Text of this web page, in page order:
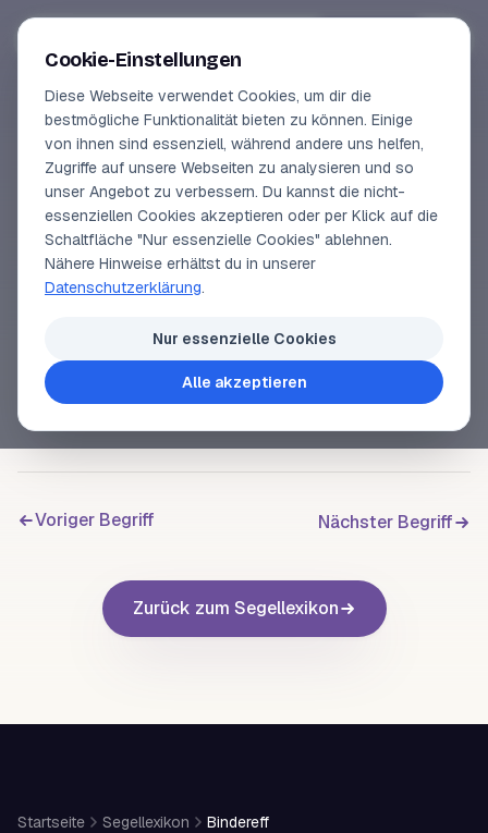
Online-Kurse
Vorschau
Erfahrungen
Lehrbuchautor
SEGELLEXIKON
Bindereff
Reffen= Verkleinern eines Segels. Mit einem
zusammengebunden. Vorteile: einfache, wenig
reparaturanfällige Konstruktion; guter Stand des
gerefften Großsegels.
Voriger Begriff Nächster Begriff
Zurück zum Segellexikon
Startseite Segellexikon Bindereff
Cookie-Einstellungen
Diese Webseite verwendet Cookies, um dir die
bestmögliche Funktionalität bieten zu können. Einige
von ihnen sind essenziell, während andere uns helfen,
Zugriffe auf unsere Webseiten zu analysieren und so
unser Angebot zu verbessern. Du kannst die nicht-
essenziellen Cookies akzeptieren oder per Klick auf die
Schaltfläche "Nur essenzielle Cookies" ablehnen.
Nähere Hinweise erhältst du in unserer
Datenschutzerklärung.
Nur essenzielle Cookies
Alle akzeptieren